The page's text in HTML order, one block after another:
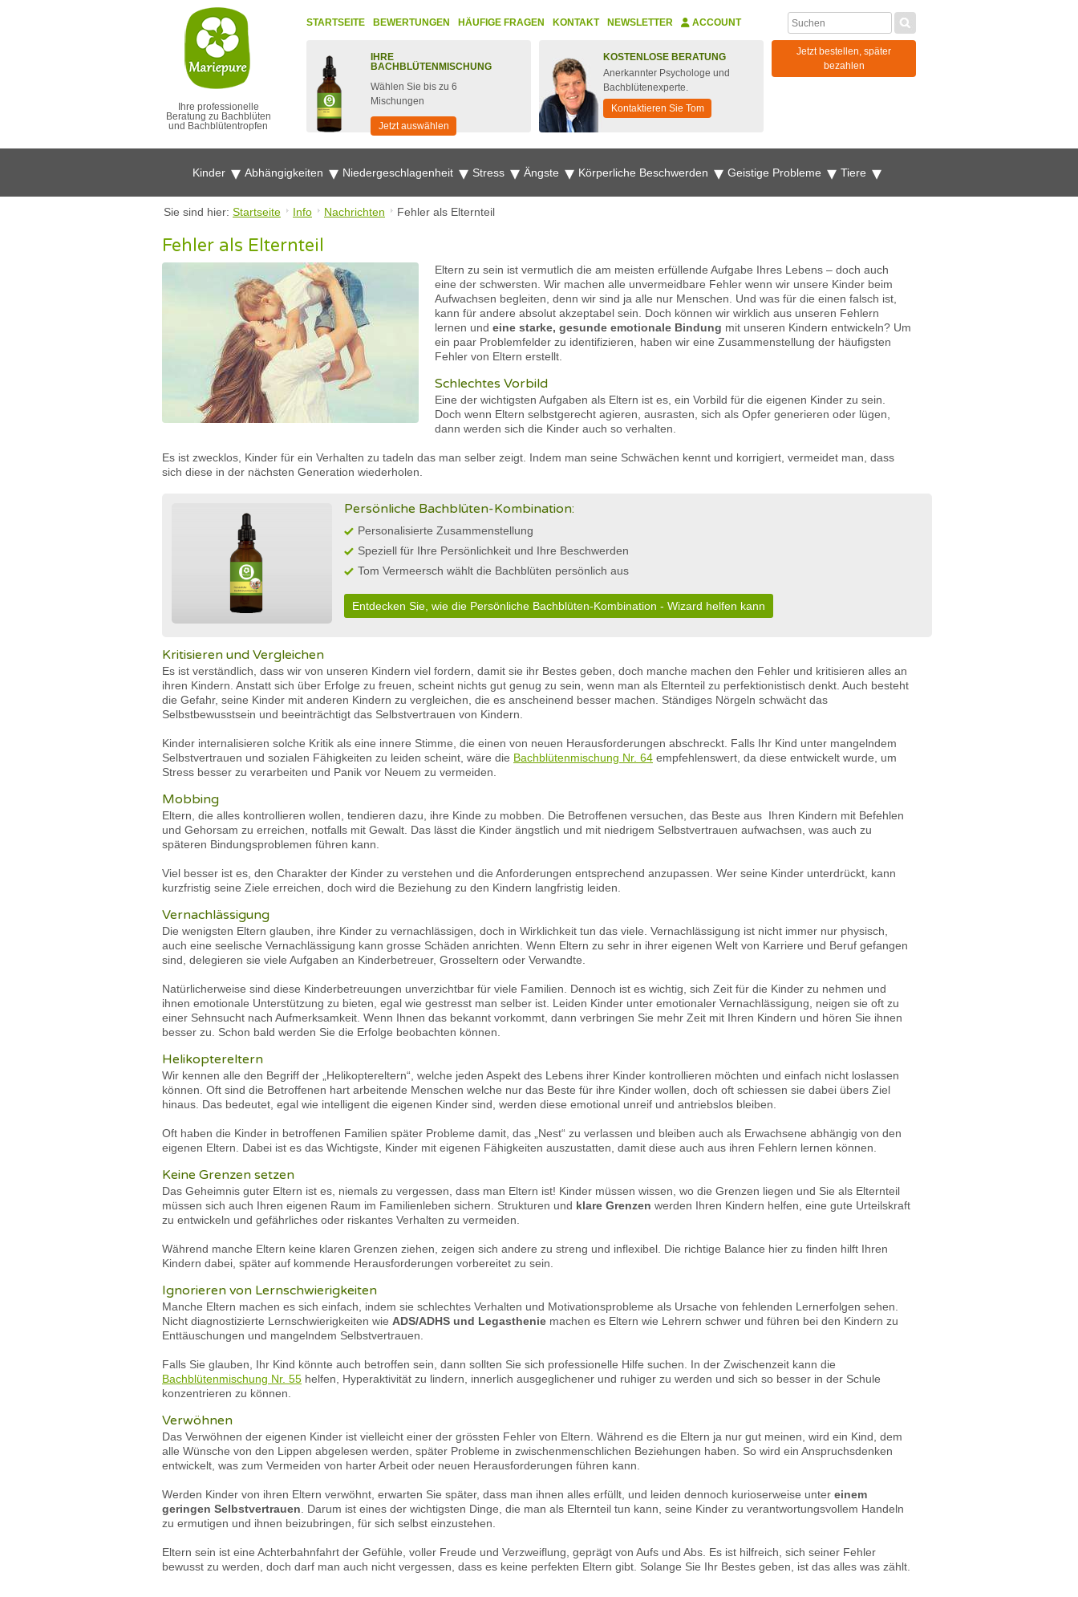
Ihre professionelle
Beratung zu Bachblüten
und Bachblütentropfen
STARTSEITE BEWERTUNGEN HÄUFIGE FRAGEN KONTAKT NEWSLETTER ACCOUNT
IHRE
BACHBLÜTENMISCHUNG
Wählen Sie bis zu 6
Mischungen
Jetzt auswählen
KOSTENLOSE BERATUNG
Anerkannter Psychologe und
Bachblütenexperte.
Kontaktieren Sie Tom
Jetzt bestellen, später
bezahlen
Kinder Abhängigkeiten Niedergeschlagenheit Stress Ängste Körperliche Beschwerden Geistige Probleme Tiere
Sie sind hier: Startseite Info Nachrichten Fehler als Elternteil
Fehler als Elternteil
Eltern zu sein ist vermutlich die am meisten erfüllende Aufgabe Ihres Lebens – doch auch
eine der schwersten. Wir machen alle unvermeidbare Fehler wenn wir unsere Kinder beim
Aufwachsen begleiten, denn wir sind ja alle nur Menschen. Und was für die einen falsch ist,
kann für andere absolut akzeptabel sein. Doch können wir wirklich aus unseren Fehlern
lernen und eine starke, gesunde emotionale Bindung mit unseren Kindern entwickeln? Um
ein paar Problemfelder zu identifizieren, haben wir eine Zusammenstellung der häufigsten
Fehler von Eltern erstellt.
Schlechtes Vorbild
Eine der wichtigsten Aufgaben als Eltern ist es, ein Vorbild für die eigenen Kinder zu sein.
Doch wenn Eltern selbstgerecht agieren, ausrasten, sich als Opfer generieren oder lügen,
dann werden sich die Kinder auch so verhalten.
Es ist zwecklos, Kinder für ein Verhalten zu tadeln das man selber zeigt. Indem man seine Schwächen kennt und korrigiert, vermeidet man, dass
sich diese in der nächsten Generation wiederholen.
Persönliche Bachblüten-Kombination:
Personalisierte Zusammenstellung
Speziell für Ihre Persönlichkeit und Ihre Beschwerden
Tom Vermeersch wählt die Bachblüten persönlich aus
Entdecken Sie, wie die Persönliche Bachblüten-Kombination - Wizard helfen kann
Kritisieren und Vergleichen
Es ist verständlich, dass wir von unseren Kindern viel fordern, damit sie ihr Bestes geben, doch manche machen den Fehler und kritisieren alles an
ihren Kindern. Anstatt sich über Erfolge zu freuen, scheint nichts gut genug zu sein, wenn man als Elternteil zu perfektionistisch denkt. Auch besteht
die Gefahr, seine Kinder mit anderen Kindern zu vergleichen, die es anscheinend besser machen. Ständiges Nörgeln schwächt das
Selbstbewusstsein und beeinträchtigt das Selbstvertrauen von Kindern.
Kinder internalisieren solche Kritik als eine innere Stimme, die einen von neuen Herausforderungen abschreckt. Falls Ihr Kind unter mangelndem
Selbstvertrauen und sozialen Fähigkeiten zu leiden scheint, wäre die Bachblütenmischung Nr. 64 empfehlenswert, da diese entwickelt wurde, um
Stress besser zu verarbeiten und Panik vor Neuem zu vermeiden.
Mobbing
Eltern, die alles kontrollieren wollen, tendieren dazu, ihre Kinde zu mobben. Die Betroffenen versuchen, das Beste aus Ihren Kindern mit Befehlen
und Gehorsam zu erreichen, notfalls mit Gewalt. Das lässt die Kinder ängstlich und mit niedrigem Selbstvertrauen aufwachsen, was auch zu
späteren Bindungsproblemen führen kann.
Viel besser ist es, den Charakter der Kinder zu verstehen und die Anforderungen entsprechend anzupassen. Wer seine Kinder unterdrückt, kann
kurzfristig seine Ziele erreichen, doch wird die Beziehung zu den Kindern langfristig leiden.
Vernachlässigung
Die wenigsten Eltern glauben, ihre Kinder zu vernachlässigen, doch in Wirklichkeit tun das viele. Vernachlässigung ist nicht immer nur physisch,
auch eine seelische Vernachlässigung kann grosse Schäden anrichten. Wenn Eltern zu sehr in ihrer eigenen Welt von Karriere und Beruf gefangen
sind, delegieren sie viele Aufgaben an Kinderbetreuer, Grosseltern oder Verwandte.
Natürlicherweise sind diese Kinderbetreuungen unverzichtbar für viele Familien. Dennoch ist es wichtig, sich Zeit für die Kinder zu nehmen und
ihnen emotionale Unterstützung zu bieten, egal wie gestresst man selber ist. Leiden Kinder unter emotionaler Vernachlässigung, neigen sie oft zu
einer Sehnsucht nach Aufmerksamkeit. Wenn Ihnen das bekannt vorkommt, dann verbringen Sie mehr Zeit mit Ihren Kindern und hören Sie ihnen
besser zu. Schon bald werden Sie die Erfolge beobachten können.
Helikoptereltern
Wir kennen alle den Begriff der „Helikoptereltern“, welche jeden Aspekt des Lebens ihrer Kinder kontrollieren möchten und einfach nicht loslassen
können. Oft sind die Betroffenen hart arbeitende Menschen welche nur das Beste für ihre Kinder wollen, doch oft schiessen sie dabei übers Ziel
hinaus. Das bedeutet, egal wie intelligent die eigenen Kinder sind, werden diese emotional unreif und antriebslos bleiben.
Oft haben die Kinder in betroffenen Familien später Probleme damit, das „Nest“ zu verlassen und bleiben auch als Erwachsene abhängig von den
eigenen Eltern. Dabei ist es das Wichtigste, Kinder mit eigenen Fähigkeiten auszustatten, damit diese auch aus ihren Fehlern lernen können.
Keine Grenzen setzen
Das Geheimnis guter Eltern ist es, niemals zu vergessen, dass man Eltern ist! Kinder müssen wissen, wo die Grenzen liegen und Sie als Elternteil
müssen sich auch Ihren eigenen Raum im Familienleben sichern. Strukturen und klare Grenzen werden Ihren Kindern helfen, eine gute Urteilskraft
zu entwickeln und gefährliches oder riskantes Verhalten zu vermeiden.
Während manche Eltern keine klaren Grenzen ziehen, zeigen sich andere zu streng und inflexibel. Die richtige Balance hier zu finden hilft Ihren
Kindern dabei, später auf kommende Herausforderungen vorbereitet zu sein.
Ignorieren von Lernschwierigkeiten
Manche Eltern machen es sich einfach, indem sie schlechtes Verhalten und Motivationsprobleme als Ursache von fehlenden Lernerfolgen sehen.
Nicht diagnostizierte Lernschwierigkeiten wie ADS/ADHS und Legasthenie machen es Eltern wie Lehrern schwer und führen bei den Kindern zu
Enttäuschungen und mangelndem Selbstvertrauen.
Falls Sie glauben, Ihr Kind könnte auch betroffen sein, dann sollten Sie sich professionelle Hilfe suchen. In der Zwischenzeit kann die
Bachblütenmischung Nr. 55 helfen, Hyperaktivität zu lindern, innerlich ausgeglichener und ruhiger zu werden und sich so besser in der Schule
konzentrieren zu können.
Verwöhnen
Das Verwöhnen der eigenen Kinder ist vielleicht einer der grössten Fehler von Eltern. Während es die Eltern ja nur gut meinen, wird ein Kind, dem
alle Wünsche von den Lippen abgelesen werden, später Probleme in zwischenmenschlichen Beziehungen haben. So wird ein Anspruchsdenken
entwickelt, was zum Vermeiden von harter Arbeit oder neuen Herausforderungen führen kann.
Werden Kinder von ihren Eltern verwöhnt, erwarten Sie später, dass man ihnen alles erfüllt, und leiden dennoch kurioserweise unter einem
geringen Selbstvertrauen . Darum ist eines der wichtigsten Dinge, die man als Elternteil tun kann, seine Kinder zu verantwortungsvollem Handeln
zu ermutigen und ihnen beizubringen, für sich selbst einzustehen.
Eltern sein ist eine Achterbahnfahrt der Gefühle, voller Freude und Verzweiflung, geprägt von Aufs und Abs. Es ist hilfreich, sich seiner Fehler
bewusst zu werden, doch darf man auch nicht vergessen, dass es keine perfekten Eltern gibt. Solange Sie Ihr Bestes geben, ist das alles was zählt.